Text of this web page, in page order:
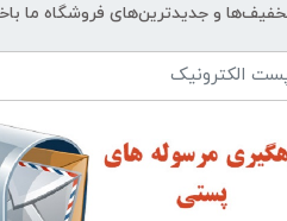
و جدیدترین‌های فروشگاه ما